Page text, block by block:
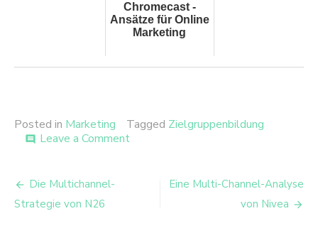
Chromecast -
Ansätze für Online
Marketing
Posted in Marketing Tagged Zielgruppenbildung
comment Leave a Commenton
Beitrags-
Navigation
Die Multichannel-
Strategie von N26
Eine Multi-Channel-Analyse
von Nivea